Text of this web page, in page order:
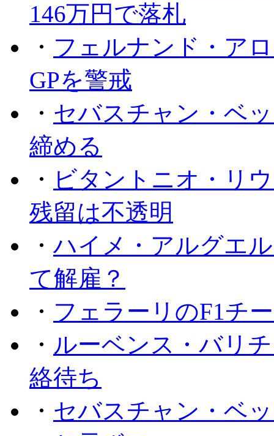
146万円で落札
・ フェルナンド・ア
GPを警戒
・ セバスチャン・ベ
締める
・ ビタントニオ・リ
残留は不透明
・ハイメ・アルグエ
て解雇？
・ フェラーリのF1チ
・ ルーベンス・バリ
絡待ち
・ セバスチャン・ベ